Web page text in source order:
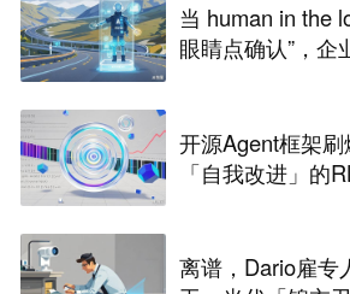
当 human in the
眼睛点确认”，企
开源Agent框架刷
「自我改进」的
离谱，Dario雇专